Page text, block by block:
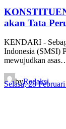
akan Tata
KENDARI -
Indonesia (SMSI)
mewujudkan
byRedaksi
Selasa, 28